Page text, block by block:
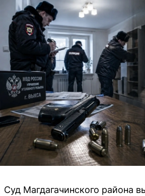
Суд Магдагачинского района